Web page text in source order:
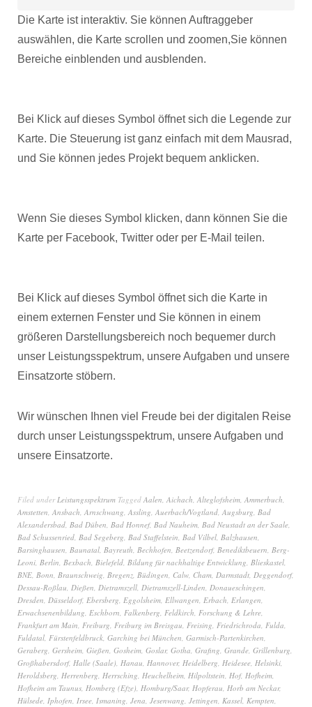
Die Karte ist interaktiv. Sie können Auftraggeber
auswählen, die Karte scrollen und zoomen,Sie können
Bereiche einblenden und ausblenden.
Bei Klick auf dieses Symbol öffnet sich die Legende zur
Karte. Die Steuerung ist ganz einfach mit dem Mausrad,
und Sie können jedes Projekt bequem anklicken.
Wenn Sie dieses Symbol klicken, dann können Sie die
Karte per Facebook, Twitter oder per E-Mail teilen.
Bei Klick auf dieses Symbol öffnet sich die Karte in
einem externen Fenster und Sie können in einem
größeren Darstellungsbereich noch bequemer durch
unser Leistungsspektrum, unsere Aufgaben und unsere
Einsatzorte stöbern.
Wir wünschen Ihnen viel Freude bei der digitalen Reise
durch unser Leistungsspektrum, unsere Aufgaben und
unsere Einsatzorte.
Filed underLeistungsspektrum Tagged Aalen, Aichach, Alteglofsheim, Ammerbuch,
Amstetten, Ansbach, Arnschwang, Assling, Auerbach/Vogtland, Augsburg, Bad
Alexandersbad, Bad Düben, Bad Honnef, Bad Nauheim, Bad Neustadt an der Saale,
Bad Schussenried, Bad Segeberg, Bad Staffelstein, Bad Vilbel, Balzhausen,
Barsinghausen, Baunatal, Bayreuth, Bechhofen, Beetzendorf, Benediktbeuern, Berg-
Leoni, Berlin, Bexbach, Bielefeld, Bildung für nachhaltige Entwicklung, Blieskastel,
BNE, Bonn, Braunschweig, Bregenz, Büdingen, Calw, Cham, Darmstadt, Deggendorf,
Dessau-Roßlau, Dießen, Dietramszell, Dietramszell-Linden, Donaueschingen,
Dresden, Düsseldorf, Ebersberg, Eggolsheim, Ellwangen, Erbach, Erlangen,
Erwachsenenbildung, Eschborn, Falkenberg, Feldkirch, Forschung & Lehre,
Frankfurt am Main, Freiburg, Freiburg im Breisgau, Freising, Friedrichroda, Fulda,
Fuldatal, Fürstenfeldbruck, Garching bei München, Garmisch-Partenkirchen,
Geraberg, Gersheim, Gießen, Gosheim, Goslar, Gotha, Grafing, Grande, Grillenburg,
Großhabersdorf, Halle (Saale), Hanau, Hannover, Heidelberg, Heidesee, Helsinki,
Heroldsberg, Herrenberg, Herrsching, Heuchelheim, Hilpoltstein, Hof, Hofheim,
Hofheim am Taunus, Homberg (Efze), Homburg/Saar, Hopferau, Horb am Neckar,
Hülsede, Iphofen, Irsee, Ismaning, Jena, Jesenwang, Jettingen, Kassel, Kempten,